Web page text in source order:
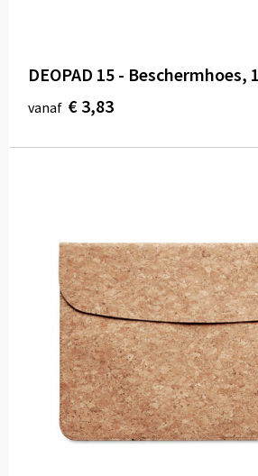
DEOPAD 15 - Beschermhoes,
vanaf € 3,83